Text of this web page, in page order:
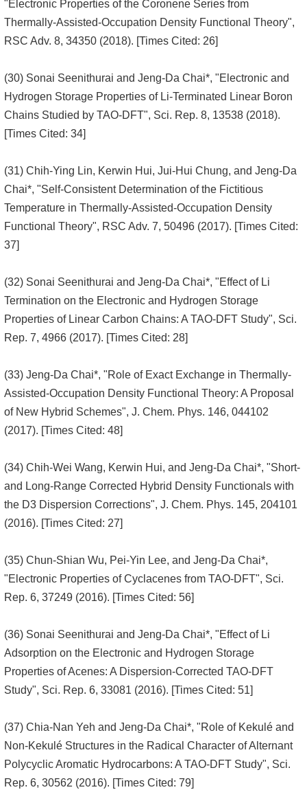
"Electronic Properties of the Coronene Series from
Thermally-Assisted-Occupation Density Functional Theory",
RSC Adv. 8, 34350 (2018). [Times Cited: 26]
(30) Sonai Seenithurai and Jeng-Da Chai*, "Electronic and
Hydrogen Storage Properties of Li-Terminated Linear Boron
Chains Studied by TAO-DFT", Sci. Rep. 8, 13538 (2018).
[Times Cited: 34]
(31) Chih-Ying Lin, Kerwin Hui, Jui-Hui Chung, and Jeng-Da
Chai*, "Self-Consistent Determination of the Fictitious
Temperature in Thermally-Assisted-Occupation Density
Functional Theory", RSC Adv. 7, 50496 (2017). [Times Cited:
37]
(32) Sonai Seenithurai and Jeng-Da Chai*, "Effect of Li
Termination on the Electronic and Hydrogen Storage
Properties of Linear Carbon Chains: A TAO-DFT Study", Sci.
Rep. 7, 4966 (2017). [Times Cited: 28]
(33) Jeng-Da Chai*, "Role of Exact Exchange in Thermally-
Assisted-Occupation Density Functional Theory: A Proposal
of New Hybrid Schemes", J. Chem. Phys. 146, 044102
(2017). [Times Cited: 48]
(34) Chih-Wei Wang, Kerwin Hui, and Jeng-Da Chai*, "Short-
and Long-Range Corrected Hybrid Density Functionals with
the D3 Dispersion Corrections", J. Chem. Phys. 145, 204101
(2016). [Times Cited: 27]
(35) Chun-Shian Wu, Pei-Yin Lee, and Jeng-Da Chai*,
"Electronic Properties of Cyclacenes from TAO-DFT", Sci.
Rep. 6, 37249 (2016). [Times Cited: 56]
(36) Sonai Seenithurai and Jeng-Da Chai*, "Effect of Li
Adsorption on the Electronic and Hydrogen Storage
Properties of Acenes: A Dispersion-Corrected TAO-DFT
Study", Sci. Rep. 6, 33081 (2016). [Times Cited: 51]
(37) Chia-Nan Yeh and Jeng-Da Chai*, "Role of Kekulé and
Non-Kekulé Structures in the Radical Character of Alternant
Polycyclic Aromatic Hydrocarbons: A TAO-DFT Study", Sci.
Rep. 6, 30562 (2016). [Times Cited: 79]